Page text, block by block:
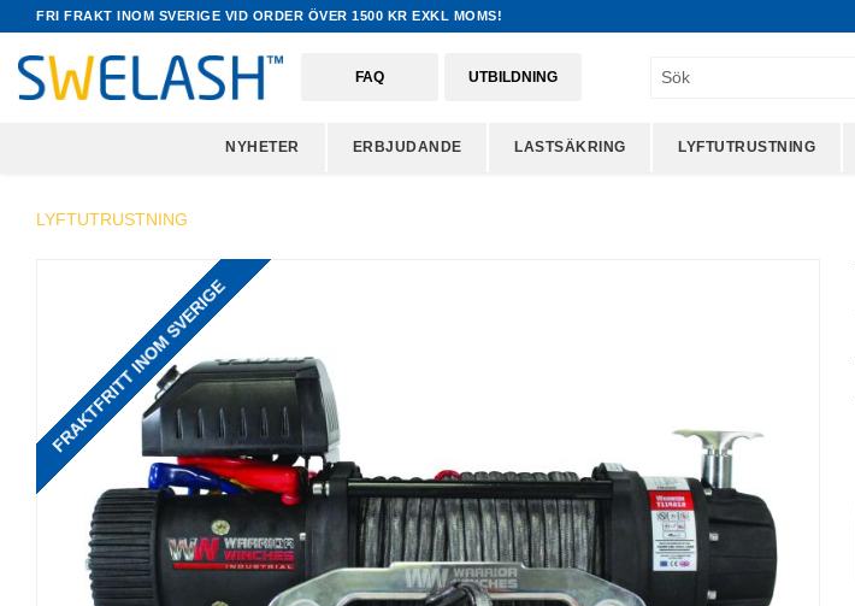
FRI FRAKT INOM SVERIGE VID ORDER ÖVER 1500 KR EXKL MOMS!
FAQ UTBILDNING
NYHETER ERBJUDANDE LASTSÄKRING LYFTUTRUSTNING
LYFTUTRUSTNING
FRAKTFRITT INOM SVERIGE